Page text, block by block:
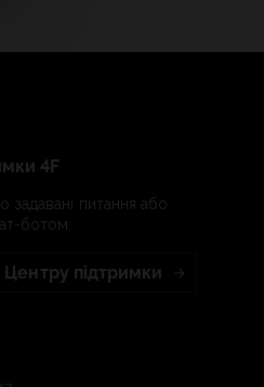
4F
задавані питання або
ботом:
підтримки